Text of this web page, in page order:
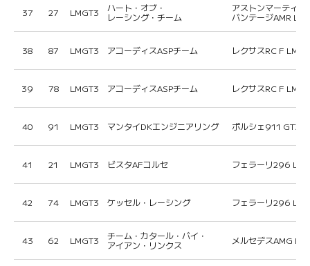
37 27 LMGT3
ハート・オブ・
レーシング・チーム
アストンマーティン
バンテージAMR
38 87 LMGT3 アコーディスASPチーム レクサスRC F
39 78 LMGT3 アコーディスASPチーム レクサスRC F
40 91 LMGT3 マンタイDKエンジニアリング ポルシェ911 GT3
41 21 LMGT3 ビスタAFコルセ フェラーリ296
42 74 LMGT3 ケッセル・レーシング フェラーリ296
43 62 LMGT3
チーム・カタール・バイ・
アイアン・リンクス
メルセデスAMG